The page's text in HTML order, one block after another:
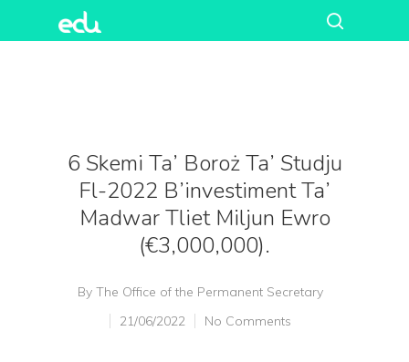
6 Skemi Ta’ Boroż Ta’ Studju
Fl-2022 B’investiment Ta’
Madwar Tliet Miljun Ewro
(€3,000,000).
By The Office of the Permanent Secretary
21/06/2022
No Comments